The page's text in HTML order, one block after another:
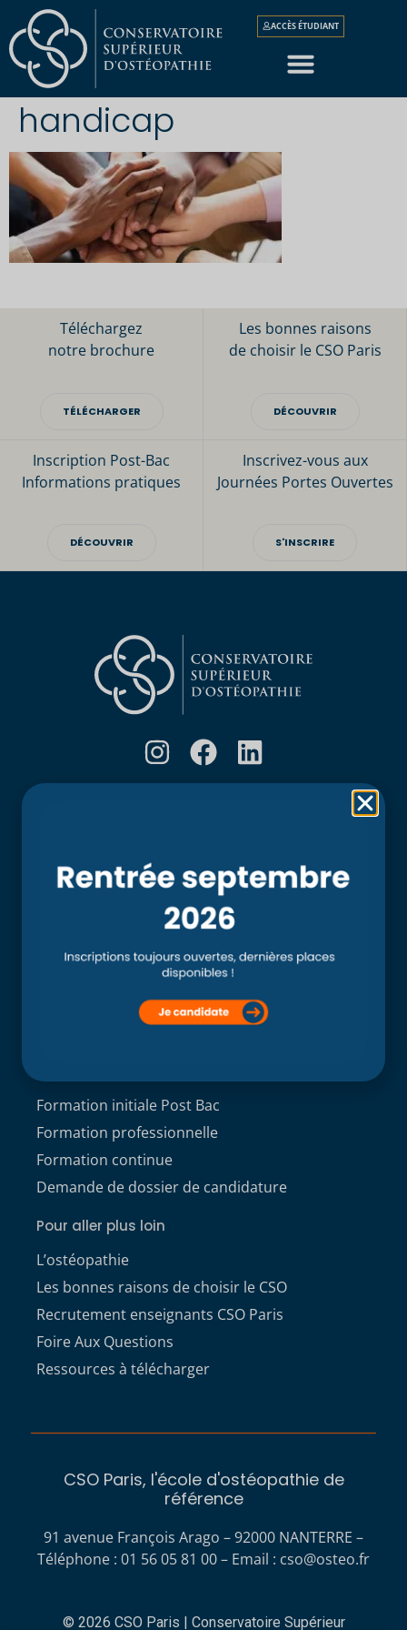
ACCÈS ÉTUDIANT
handicap
Téléchargez
notre brochure
TÉLÉCHARGER
Les bonnes raisons
de choisir le CSO Paris
DÉCOUVRIR
Inscription Post-Bac
Informations pratiques
DÉCOUVRIR
Inscrivez-vous aux
Journées Portes Ouvertes
S'INSCRIRE
Recherche
Service aux étudiants
ACCÈS ÉTUDIANT
Formation initiale Post Bac
Formation professionnelle
Formation continue
Demande de dossier de candidature
Pour aller plus loin
L’ostéopathie
Les bonnes raisons de choisir le CSO
Recrutement enseignants CSO Paris
Foire Aux Questions
Ressources à télécharger
CSO Paris, l'école d'ostéopathie de
référence
91 avenue François Arago – 92000 NANTERRE –
Téléphone : 01 56 05 81 00 – Email : cso@osteo.fr
© 2026 CSO Paris | Conservatoire Supérieur